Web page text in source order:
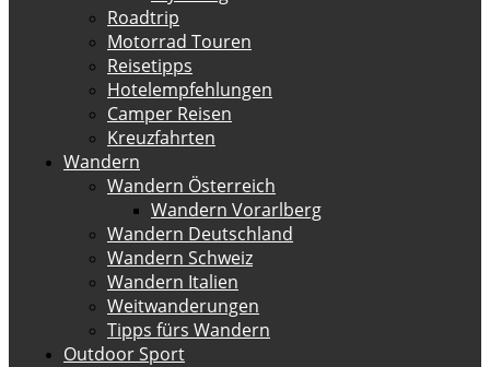
Roadtrip
Motorrad Touren
Reisetipps
Hotelempfehlungen
Camper Reisen
Kreuzfahrten
Wandern
Wandern Österreich
Wandern Vorarlberg
Wandern Deutschland
Wandern Schweiz
Wandern Italien
Weitwanderungen
Tipps fürs Wandern
Outdoor Sport